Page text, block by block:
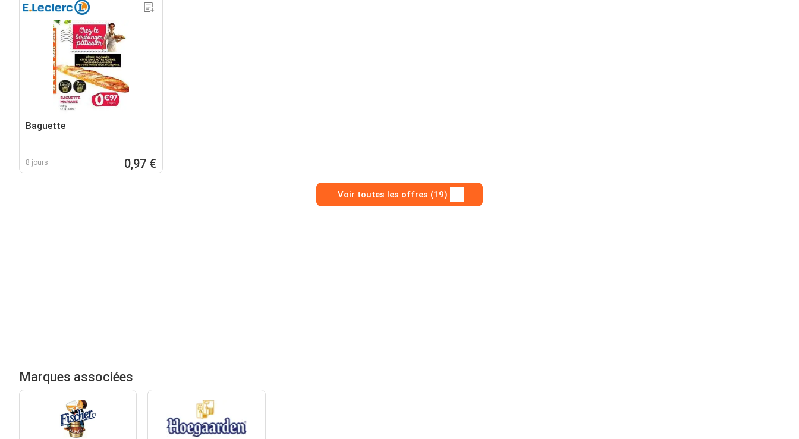
Baguette
8 jours 0,97 €
Voir toutes les offres (19)
Marques associées